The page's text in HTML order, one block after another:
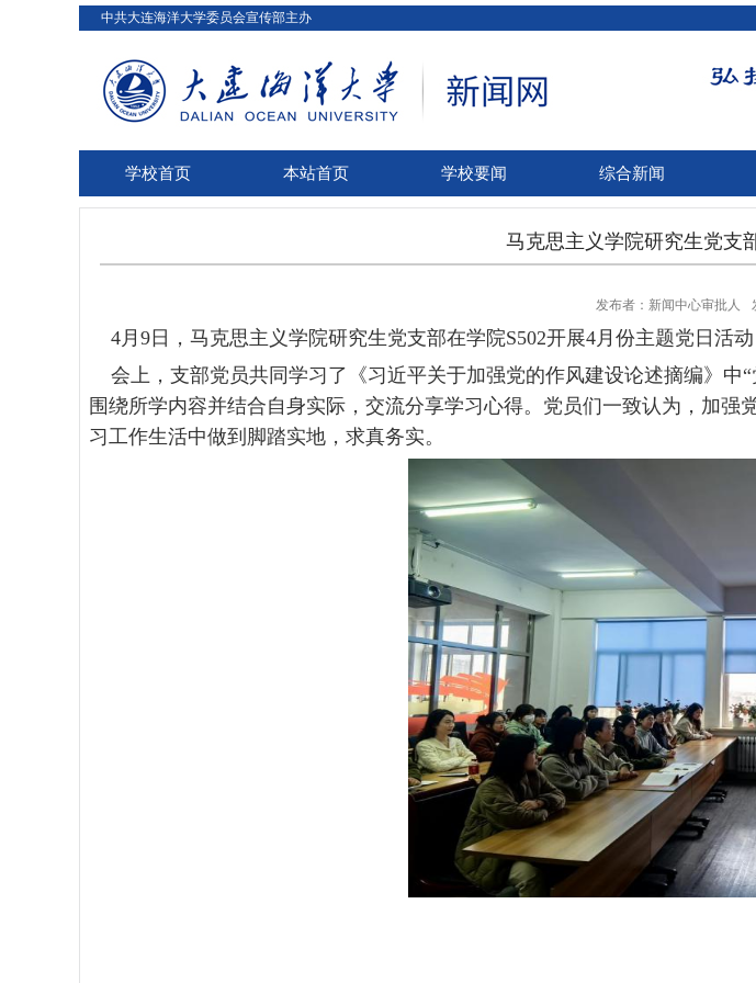
中共大连海洋大学委员会宣传部主办
学校首页 本站首页 学校要闻 综合新闻
马克思主义学院研究生党支
发布者：新闻中心审批人
4月 9 日，马克思主义学院研究生党支部在学院S502开展4月份主题党日活
会上，支部党员共同学习了《习近平关于加强党的作风建设论述摘编》中
围绕所学内容并结合自身实际，交流分享学习心得。党员们一致认为，加
习工作生活中做到脚踏实地，求真务实。